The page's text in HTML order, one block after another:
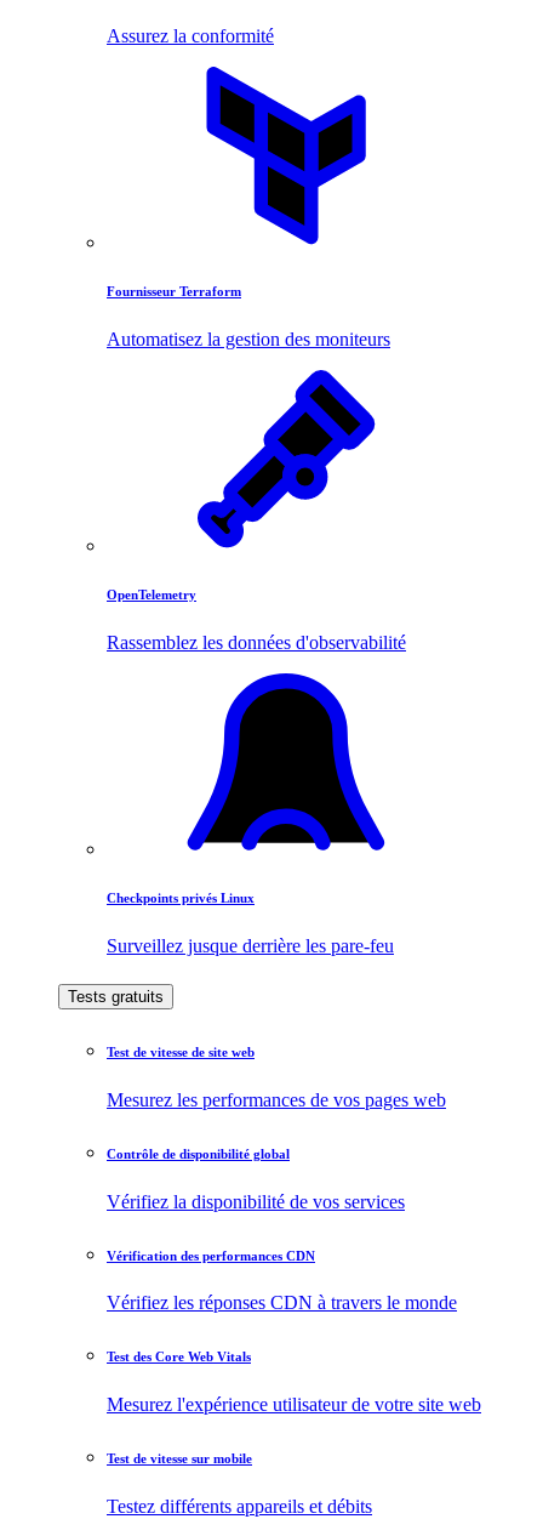
Assurez la conformité
Fournisseur Terraform
Automatisez la gestion des moniteurs
OpenTelemetry
Rassemblez les données d'observabilité
Checkpoints privés Linux
Surveillez jusque derrière les pare-feu
Tests gratuits
Test de vitesse de site web
Mesurez les performances de vos pages web
Contrôle de disponibilité global
Vérifiez la disponibilité de vos services
Vérification des performances CDN
Vérifiez les réponses CDN à travers le monde
Test des Core Web Vitals
Mesurez l'expérience utilisateur de votre site web
Test de vitesse sur mobile
Testez différents appareils et débits